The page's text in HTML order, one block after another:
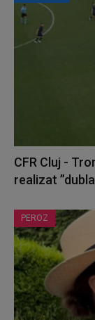
CFR Cluj -
realizat
PEROZ